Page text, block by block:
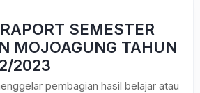
SEMESTER
MOJOAGUNG TAHUN
2023
pembagian hasil belajar atau